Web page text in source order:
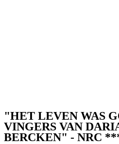
"HET LEVEN WAS
VINGERS VAN
BERCKEN" - NRC